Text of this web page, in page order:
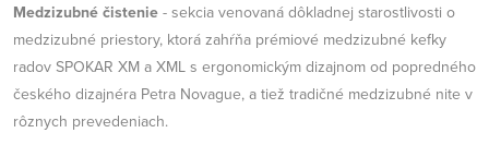
Medzizubné čistenie - sekcia venovaná dôkladnej starostlivosti o
medzizubné priestory, ktorá zahŕňa prémiové medzizubné kefky
radov SPOKAR XM a XML s ergonomickým dizajnom od popredného
českého dizajnéra Petra Novague, a tiež tradičné medzizubné nite v
rôznych prevedeniach.